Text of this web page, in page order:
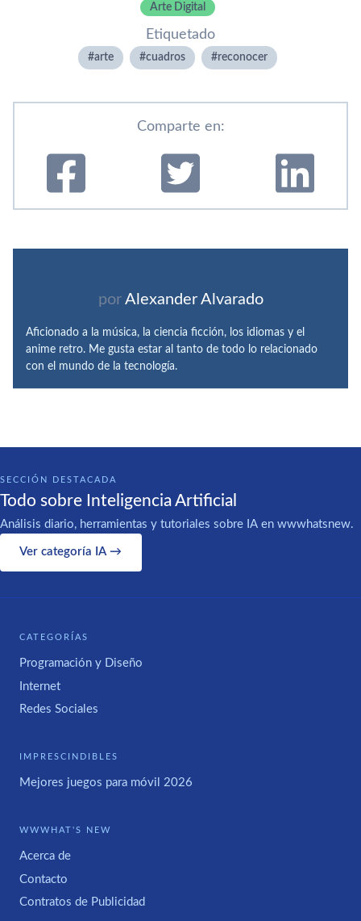
Arte Digital
Etiquetado
arte cuadros reconocer
Comparte en:
por Alexander Alvarado
Aficionado a la música, la ciencia ficción, los idiomas y el
anime retro. Me gusta estar al tanto de todo lo relacionado
con el mundo de la tecnología.
SECCIÓN DESTACADA
Todo sobre Inteligencia Artificial
Análisis diario, herramientas y tutoriales sobre IA en wwwhatsnew.
Ver categoría IA →
CATEGORÍAS
Programación y Diseño
Internet
Redes Sociales
IMPRESCINDIBLES
Mejores juegos para móvil 2026
WWWHAT'S NEW
Acerca de
Contacto
Contratos de Publicidad